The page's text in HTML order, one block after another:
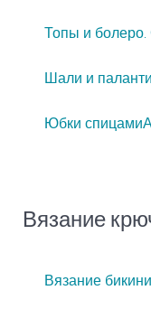
Топы и
Шали и
Юбки спицами
Вязание
Вязание